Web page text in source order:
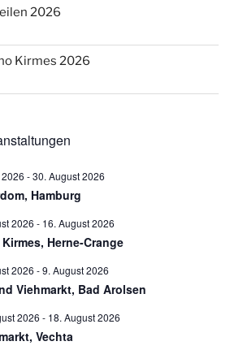
2026
Kirmes 2026
-30. August 2026
Hamburg
2026 - 16. August 2026
Herne-Crange
2026 -9. August 2026
Viehmarkt, Bad Arolsen
2026 - 18. August 2026
Vechta